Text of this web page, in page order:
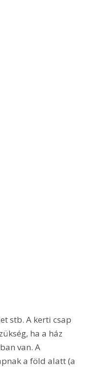
stb. A kerti csap
ha a ház
van. A
a föld alatt (a